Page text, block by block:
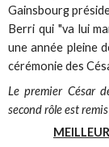
Gainsbourg
Berri qui "va lui
une année pleine
cérémonie des
Le premier César
second rôle est